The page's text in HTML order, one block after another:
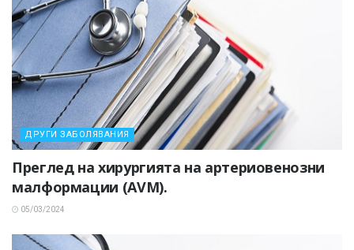
ДРУГИ ЗАБОЛЯВАНИЯ
Преглед на хирургията на артериовенозни
малформации (AVM).
05/03/2024